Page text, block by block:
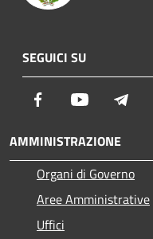
SEGUICI SU
Facebook Youtube
AMMINISTRAZIONE
Organi di Governo
Aree Amministrative
Uffici